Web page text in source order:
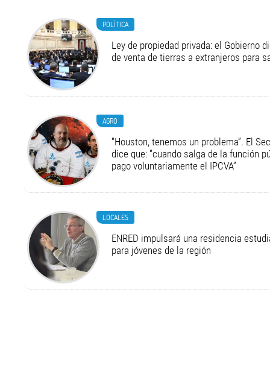
POLÍTICA
Ley de propiedad privada: el Gobierno
de venta de tierras a extranjeros para
AGRO
“Houston, tenemos un problema”. El
dice que: “cuando salga de la función
pago voluntariamente el IPCVA”
LOCALES
ENRED impulsará una residencia
para jóvenes de la región